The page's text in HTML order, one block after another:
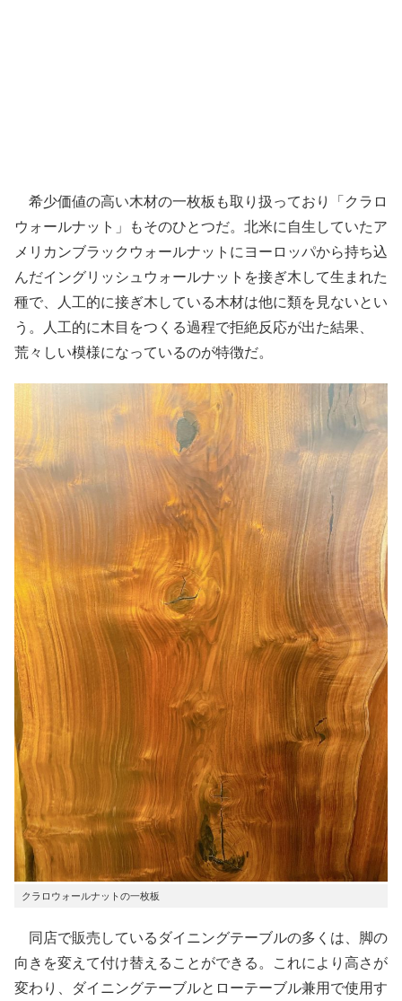
希少価値の高い木材の一枚板も取り扱っており「クラロ
ウォールナット」もそのひとつだ。北米に自生していたア
メリカンブラックウォールナットにヨーロッパから持ち込
んだイングリッシュウォールナットを接ぎ木して生まれた
種で、人工的に接ぎ木している木材は他に類を見ないとい
う。人工的に木目をつくる過程で拒絶反応が出た結果、
荒々しい模様になっているのが特徴だ。
クラロウォールナットの一枚板
同店で販売しているダイニングテーブルの多くは、脚の
向きを変えて付け替えることができる。これにより高さが
変わり、ダイニングテーブルとローテーブル兼用で使用す